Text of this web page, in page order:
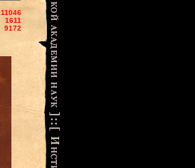
11046
1611
9172